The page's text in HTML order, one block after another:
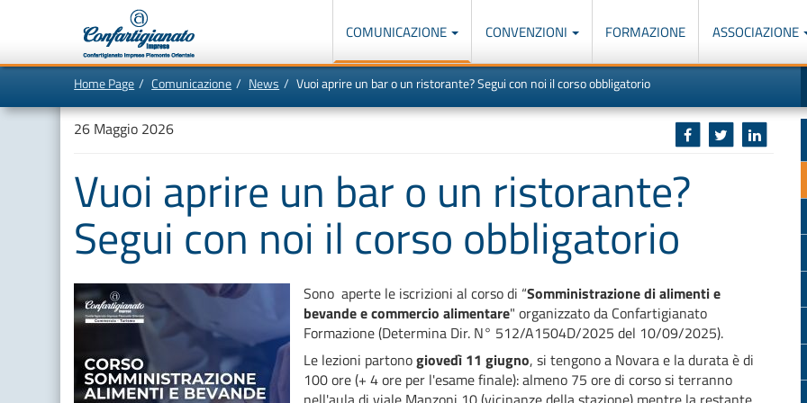
al
questa
navigazione
principale:
COMUNICAZIONE CONVENZIONI FORMAZIONE ASSOCIAZIONE
Home Page Comunicazione News Vuoi aprire un bar o un ristorante? Segui con noi il corso obbligatorio
26 Maggio 2026
Vuoi aprire un bar o un ristorante?
Segui con noi il corso obbligatorio
Sono aperte le iscrizioni al corso di “Somministrazione di alimenti e
bevande e commercio alimentare" organizzato da Confartigianato
Formazione (Determina Dir. N° 512/A1504D/2025 del 10/09/2025).
Le lezioni partonogiovedì 11 giugno, si tengono a Novara e la durata è di
100 ore (+ 4 ore per l'esame finale): almeno 75 ore di corso si terranno